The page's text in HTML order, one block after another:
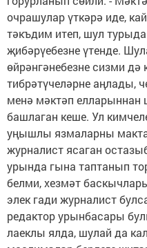
очрашулар үткәрә иде,
тәкъдим итеп, шул
җибәрүебезне үтенде.
өйрәнгәнебезне сизми
тибрәтүчеләрне аңлады,
менә мәктәп елларыннан
башлаган кеше. Ул
уңышлы язмаларны
журналист ясаган
урында гына таптанып
белми, хезмәт
элек гади журналист
редактор урынбасары
лаеклы ялда, шулай да